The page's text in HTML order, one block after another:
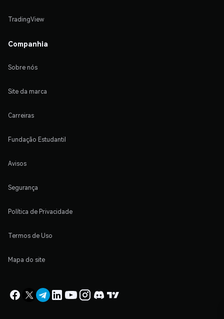
TradingView
Companhia
Sobre nós
Site da marca
Carreiras
Fundação Estudantil
Avisos
Segurança
Política de Privacidade
Termos de Uso
Mapa do site